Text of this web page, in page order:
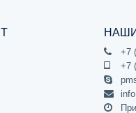
+7
+7